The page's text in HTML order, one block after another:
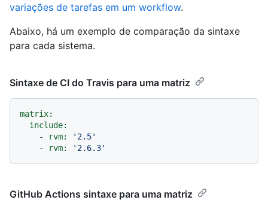
variações de tarefas em um workflow.
Abaixo, há um exemplo de comparação da sintaxe
para cada sistema.
Sintaxe de CI do Travis para uma matriz
matrix:
include:
-
rvm:
'2.5'
-
rvm: '2.6.3'
GitHub Actions sintaxe para uma matriz